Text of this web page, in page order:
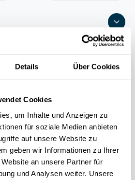
Details Über Cookies
Cookies
um Inhalte und Anzeigen zu
für soziale Medien anbieten
auf unsere Website zu
geben wir Informationen zu Ihrer
an unsere Partner für
und Analysen weiter. Unsere
Blick:
für Ihren Urlaub
24/7 möglich
vorher stornieren